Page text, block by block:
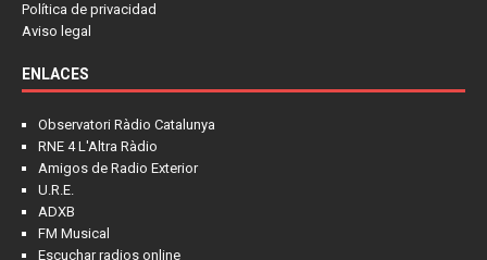
Política de privacidad
Aviso legal
ENLACES
Observatori Ràdio Catalunya
RNE 4 L'Altra Ràdio
Amigos de Radio Exterior
U.R.E.
ADXB
FM Musical
Escuchar radios online